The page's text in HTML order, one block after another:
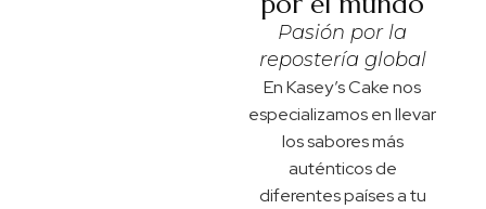
Pasión por la
repostería global
En Kasey’s Cake nos
especializamos en llevar
los sabores más
auténticos de
diferentes países a tu